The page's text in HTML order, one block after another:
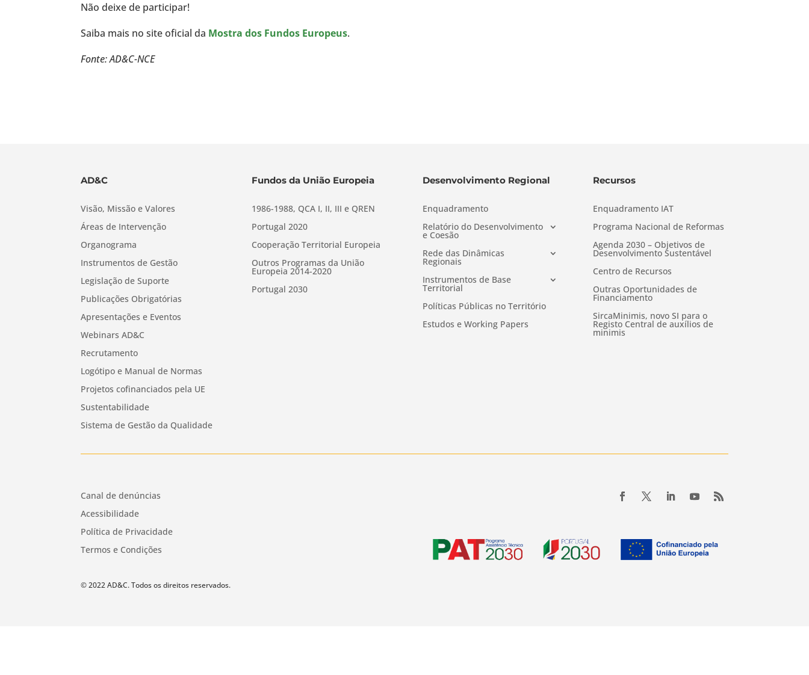
Não deixe de participar!
Saiba mais no site oficial da Mostra dos Fundos Europeus.
Fonte: AD&C-NCE
AD&C
Visão, Missão e Valores
Áreas de Intervenção
Organograma
Instrumentos de Gestão
Legislação de Suporte
Publicações Obrigatórias
Apresentações e Eventos
Webinars AD&C
Recrutamento
Logótipo e Manual de Normas
Projetos cofinanciados pela UE
Sustentabilidade
Sistema de Gestão da Qualidade
Fundos da União Europeia
1986-1988, QCA I, II, III e QREN
Portugal 2020
Cooperação Territorial Europeia
Outros Programas da União
Europeia 2014-2020
Portugal 2030
Desenvolvimento Regional
Enquadramento
Relatório do Desenvolvimento
e Coesão
Rede das Dinâmicas
Regionais
Instrumentos de Base
Territorial
Políticas Públicas no Território
Estudos e Working Papers
Recursos
Enquadramento IAT
Programa Nacional de Reformas
Agenda 2030 – Objetivos de
Desenvolvimento Sustentável
Centro de Recursos
Outras Oportunidades de
Financiamento
SircaMinimis, novo SI para o
Registo Central de auxílios de
minimis
Canal de denúncias
Acessibilidade
Política de Privacidade
Termos e Condições
© 2022 AD&C. Todos os direitos reservados.